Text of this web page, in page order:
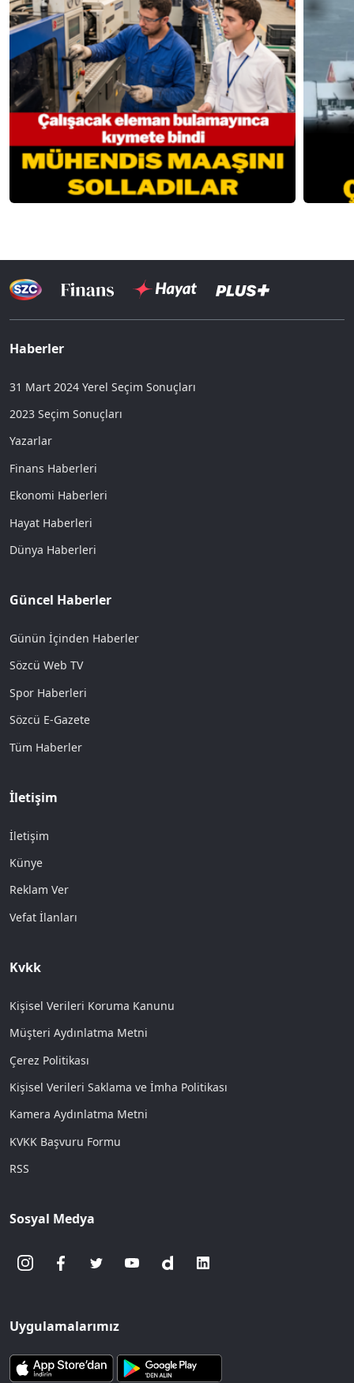
Haberler
31 Mart 2024 Yerel Seçim Sonuçları
2023 Seçim Sonuçları
Yazarlar
Finans Haberleri
Ekonomi Haberleri
Hayat Haberleri
Dünya Haberleri
Güncel Haberler
Günün İçinden Haberler
Sözcü Web TV
Spor Haberleri
Sözcü E-Gazete
Tüm Haberler
İletişim
İletişim
Künye
Reklam Ver
Vefat İlanları
Kvkk
Kişisel Verileri Koruma Kanunu
Müşteri Aydınlatma Metni
Çerez Politikası
Kişisel Verileri Saklama ve İmha Politikası
Kamera Aydınlatma Metni
KVKK Başvuru Formu
RSS
Sosyal Medya
Uygulamalarımız